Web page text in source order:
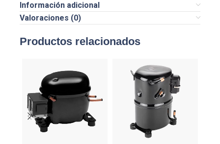
Información adicional
Valoraciones (0)
Productos relacionados